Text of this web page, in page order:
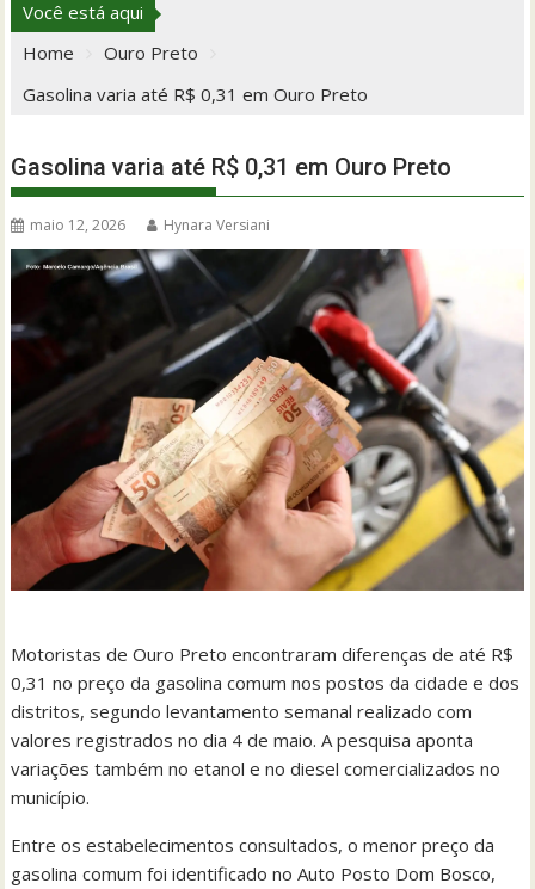
Você está aqui
Home
Ouro Preto
Gasolina varia até R$ 0,31 em Ouro Preto
Gasolina varia até R$ 0,31 em Ouro Preto
maio 12, 2026 Hynara Versiani
Motoristas de Ouro Preto encontraram diferenças de até R$
0,31 no preço da gasolina comum nos postos da cidade e dos
distritos, segundo levantamento semanal realizado com
valores registrados no dia 4 de maio. A pesquisa aponta
variações também no etanol e no diesel comercializados no
município.
Entre os estabelecimentos consultados, o menor preço da
gasolina comum foi identificado no Auto Posto Dom Bosco,